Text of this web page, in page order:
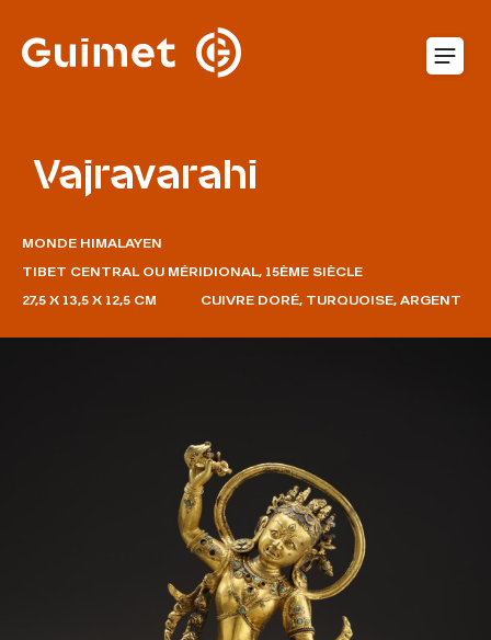
Vajravarahi
MONDE HIMALAYEN
TIBET CENTRAL OU MÉRIDIONAL, 15ÈME SIÈCLE
27,5 X 13,5 X 12,5 CM CUIVRE DORÉ, TURQUOISE, ARGENT